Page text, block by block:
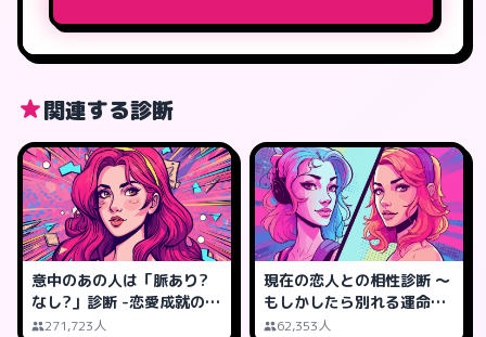
関連する診断
意中のあの人は「脈あり?
なし?」診断 -恋愛成就の可
能性は?
271,723人
現在の恋人との相性診断 ～
もしかしたら別れる運命か
も?62,353人